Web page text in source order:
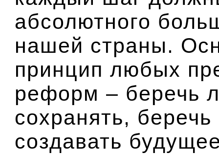
абсолютного
нашей страны.
принцип любых
реформ – беречь
сохранять,
создавать